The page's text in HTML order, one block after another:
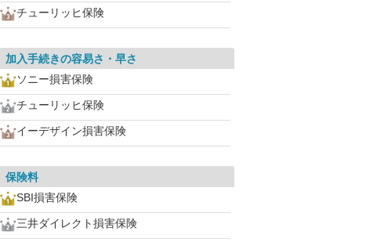
チューリッヒ保険
加入手続きの容易さ・早さ
ソニー損害保険
チューリッヒ保険
イーデザイン損害保険
保険料
SBI損害保険
三井ダイレクト損害保険